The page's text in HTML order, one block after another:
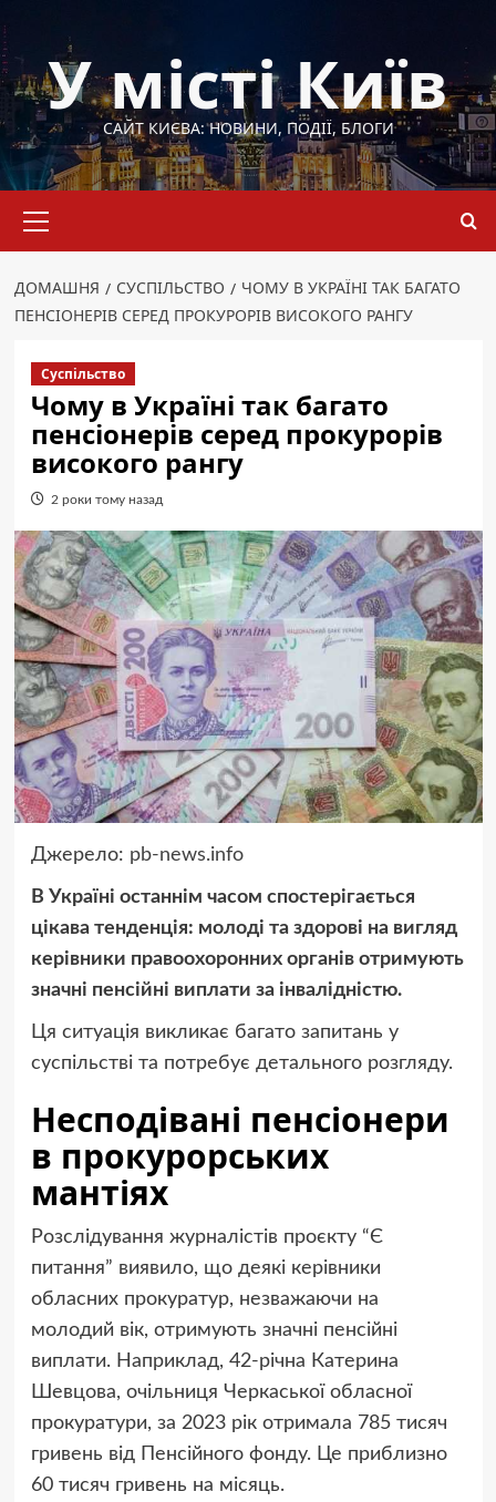
до
вмістуУ місті Київ
САЙТ КИЄВА: НОВИНИ, ПОДІЇ, БЛОГИ
меню
ДОМАШНЯ СУСПІЛЬСТВО
ЧОМУ В УКРАЇНІ ТАК БАГАТО
ПЕНСІОНЕРІВ СЕРЕД ПРОКУРОРІВ ВИСОКОГО РАНГУ
Суспільство
Чому в Україні так багато
пенсіонерів серед прокурорів
високого рангу
2 роки тому назад
Джерело: pb-news.info
В Україні останнім часом спостерігається
цікава тенденція: молоді та здорові на вигляд
керівники правоохоронних органів отримують
значні пенсійні виплати за інвалідністю.
Ця ситуація викликає багато запитань у
суспільстві та потребує детального розгляду.
Несподівані пенсіонери
в прокурорських
мантіях
Розслідування журналістів проєкту “Є
питання” виявило, що деякі керівники
обласних прокуратур, незважаючи на
молодий вік, отримують значні пенсійні
виплати. Наприклад, 42-річна Катерина
Шевцова, очільниця Черкаської обласної
прокуратури, за 2023 рік отримала 785 тисяч
гривень від Пенсійного фонду. Це приблизно
60 тисяч гривень на місяць.